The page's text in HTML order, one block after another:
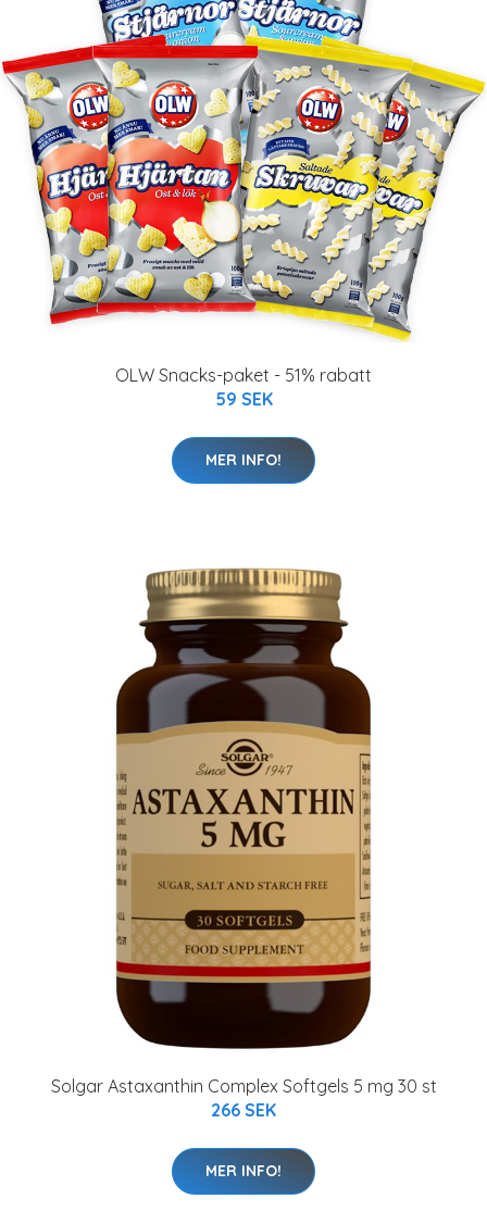
OLW Snacks-paket - 51% rabatt
59 SEK
MER INFO!
Solgar Astaxanthin Complex Softgels 5 mg 30 st
266 SEK
MER INFO!